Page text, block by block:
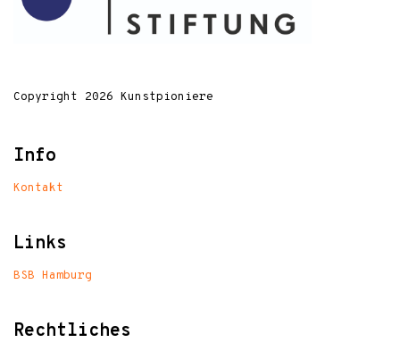
Copyright 2026 Kunstpioniere
Info
Kontakt
Links
BSB Hamburg
Rechtliches